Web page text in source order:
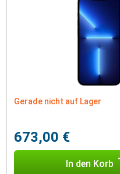
Gerade nicht auf Lager
673,00 €
In den Korb